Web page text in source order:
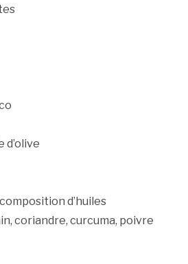
d’olive
d’huiles
coriandre, curcuma, poivre